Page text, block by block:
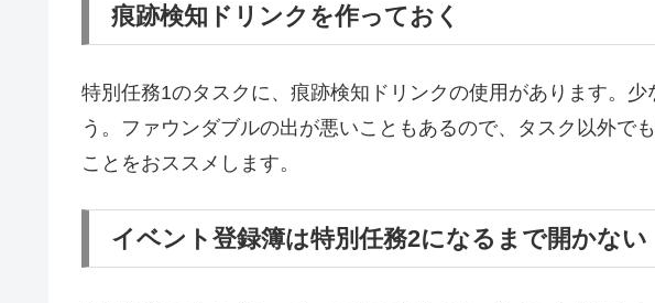
痕跡検知ドリンクを作っておく
特別任務1のタスクに、痕跡検知ドリンクの使用があります。少
う。ファウンダブルの出が悪いこともあるので、タスク以外で
ことをおススメします。
イベント登録簿は特別任務2になるまで開かない